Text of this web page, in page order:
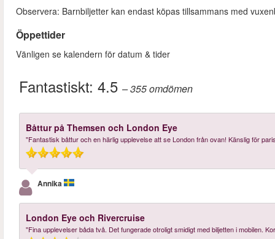
Observera: Barnbiljetter kan endast köpas tillsammans med
Öppettider
Vänligen se kalendern för datum & tider
Fantastiskt: 4.5 – 355omdömen
Båttur på Themsen och London Eye
"Fantastisk båttur och en härlig upplevelse att se London från ovan! Känslig för
Annika
London Eye och Rivercruise
"Fina upplevelser båda två. Det fungerade otroligt smidigt med biljetten i mobilen.